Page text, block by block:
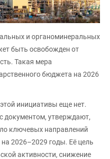
и органоминеральных
быть освобожден от
Такая мера
бюджета на 2026
инициативы еще нет.
утверждают,
ключевых направлений
2026–2029 годы. Её цель
активности, снижение